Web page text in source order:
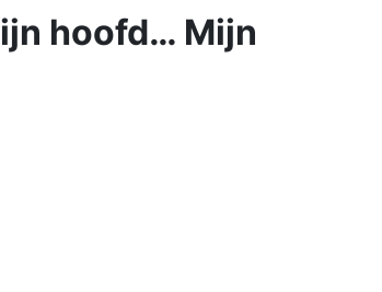
hoofd… Mijn